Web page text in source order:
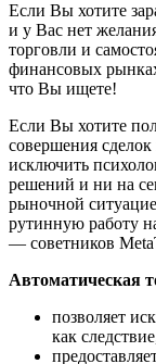
Если Вы хотите
и у Вас нет
торговли и
финансовых
что Вы ищете!
Если Вы хотите
совершения
исключить
решений и ни на
рыночной
рутинную работу
— советников
Автоматическая
позволяет
как